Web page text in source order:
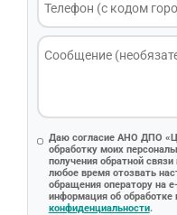
Даю согласие АНО ДПО
обработку моих
получения обратной
любое время отозвать
обращения оператору на
информация об
конфиденциальности.